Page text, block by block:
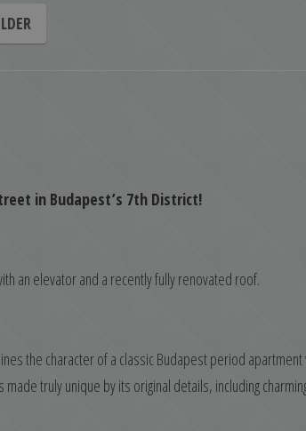
in Budapest’s 7th District!
an elevator and a recently fully renovated roof.
the character of a classic Budapest period
truly unique by its original details, including